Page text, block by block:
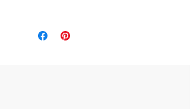
comprise dans le prix de